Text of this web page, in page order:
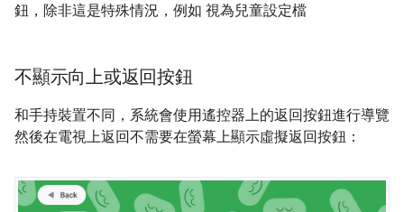
鈕，除非這是特殊情況，例如 視為兒童設定檔
不顯示向上或返回按鈕
和手持裝置不同，系統會使用遙控器上的返回按鈕進行導覽
然後在電視上返回不需要在螢幕上顯示虛擬返回按鈕：